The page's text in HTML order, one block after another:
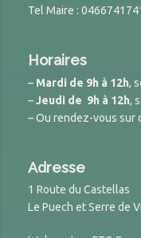
Tel Maire :
Horaires
– Mardi de 9h à 12h,
–Jeudi de 9h à 12h,
– Ou rendez-vous sur
Adresse
1 Route du Castellas
Le Puech et Serre de